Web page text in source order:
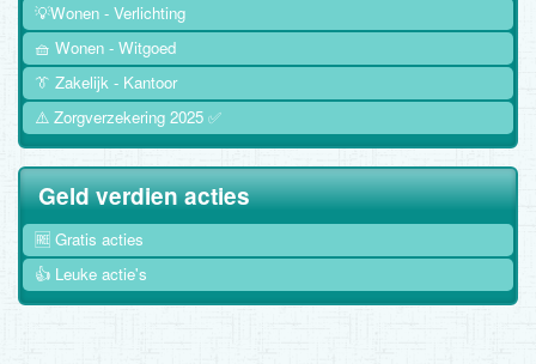
💡Wonen - Verlichting
🧺 Wonen - Witgoed
👔 Zakelijk - Kantoor
⚠️ Zorgverzekering 2025 ✅
Geld verdien acties
🆓 Gratis acties
👍 Leuke actie's